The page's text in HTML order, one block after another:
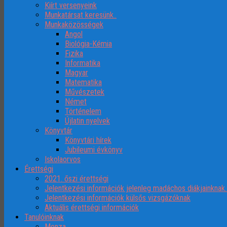
Kiírt versenyeink
Munkatársat keresünk..
Munkaközösségek
Angol
Biológia-Kémia
Fizika
Informatika
Magyar
Matematika
Művészetek
Német
Történelem
Újlatin nyelvek
Könyvtár
Könyvtári hírek
Jubileumi évkönyv
Iskolaorvos
Érettségi
2021. őszi érettségi
Jelentkezési információk jelenleg madáchos
Jelentkezési információk külsős vizsgázóknak
Aktuális érettségi információk
Tanulóinknak